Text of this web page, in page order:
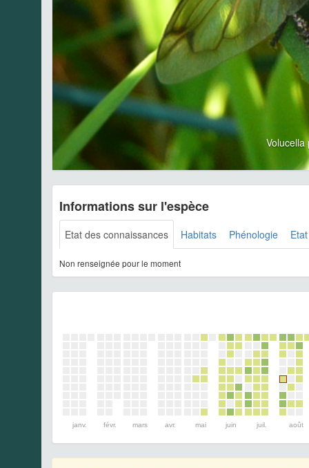
Volucella
Informations sur l'espèce
Etat des connaissances Habitats Phénologie
Non renseignée pour le moment
janv. févr. mars avr. mai juin juil. août